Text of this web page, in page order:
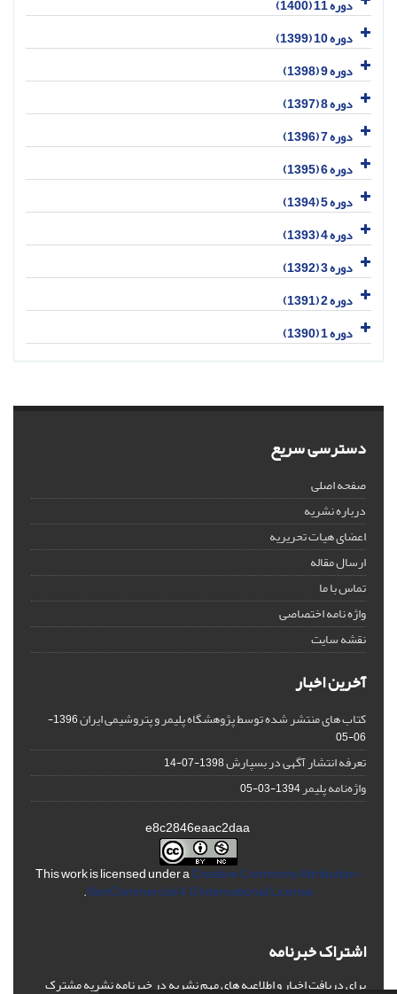
دوره 11 (1400)
دوره 10 (1399)
دوره 9 (1398)
دوره 8 (1397)
دوره 7 (1396)
دوره 6 (1395)
دوره 5 (1394)
دوره 4 (1393)
دوره 3 (1392)
دوره 2 (1391)
دوره 1 (1390)
دسترسی سریع
صفحه اصلی
درباره نشریه
اعضای هیات تحریریه
ارسال مقاله
تماس با ما
واژه نامه اختصاصی
نقشه سایت
آخرین اخبار
کتاب های منتشر شده توسط پژوهشگاه پلیمر و پتروشیمی ایران
1396-
06-05
تعرفه انتشار آگهی در بسپارش1398-07-14
واژه‌نامه پلیمر1394-03-05
This work is licensed under aCreative Commons Attribution-
NonCommercial 4.0 International License
.
اشتراک خبرنامه
برای دریافت اخبار و اطلاعیه های مهم نشریه در خبرنامه نشریه مشترک